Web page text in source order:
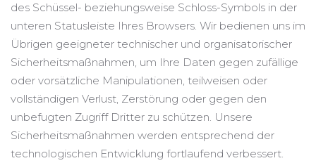
des Schüssel- beziehungsweise Schloss-Symbols in der
unteren Statusleiste Ihres Browsers. Wir bedienen uns im
Übrigen geeigneter technischer und organisatorischer
Sicherheitsmaßnahmen, um Ihre Daten gegen zufällige
oder vorsätzliche Manipulationen, teilweisen oder
vollständigen Verlust, Zerstörung oder gegen den
unbefugten Zugriff Dritter zu schützen. Unsere
Sicherheitsmaßnahmen werden entsprechend der
technologischen Entwicklung fortlaufend verbessert.